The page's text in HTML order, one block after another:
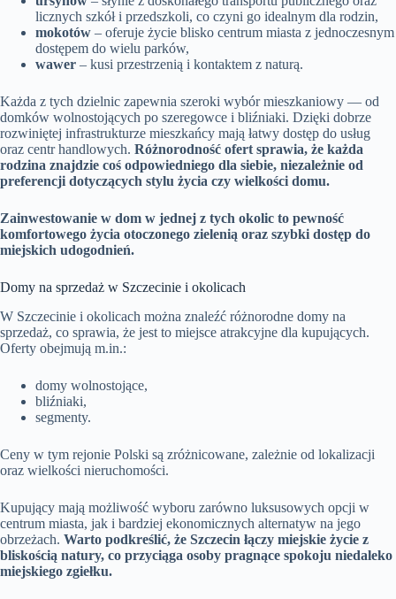
licznych szkół i przedszkoli, co czyni go idealnym dla rodzin,
mokotów – oferuje życie blisko centrum miasta z jednoczesnym
dostępem do wielu parków,
wawer – kusi przestrzenią i kontaktem z naturą.
Każda z tych dzielnic zapewnia szeroki wybór mieszkaniowy — od
domków wolnostojących po szeregowce i bliźniaki. Dzięki dobrze
rozwiniętej infrastrukturze mieszkańcy mają łatwy dostęp do usług
oraz centr handlowych. Różnorodność ofert sprawia, że każda
rodzina znajdzie coś odpowiedniego dla siebie, niezależnie od
preferencji dotyczących stylu życia czy wielkości domu.
Zainwestowanie w dom w jednej z tych okolic to pewność
komfortowego życia otoczonego zielenią oraz szybki dostęp do
miejskich udogodnień.
Domy na sprzedaż w Szczecinie i okolicach
W Szczecinie i okolicach można znaleźć różnorodne domy na
sprzedaż, co sprawia, że jest to miejsce atrakcyjne dla kupujących.
Oferty obejmują m.in.:
domy wolnostojące,
bliźniaki,
segmenty.
Ceny w tym rejonie Polski są zróżnicowane, zależnie od lokalizacji
oraz wielkości nieruchomości.
Kupujący mają możliwość wyboru zarówno luksusowych opcji w
centrum miasta, jak i bardziej ekonomicznych alternatyw na jego
obrzeżach. Warto podkreślić, że Szczecin łączy miejskie życie z
bliskością natury, co przyciąga osoby pragnące spokoju niedaleko
miejskiego zgiełku.